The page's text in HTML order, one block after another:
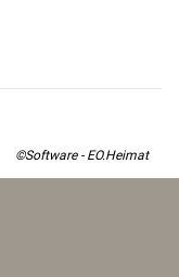
©Software - EO.Heimat